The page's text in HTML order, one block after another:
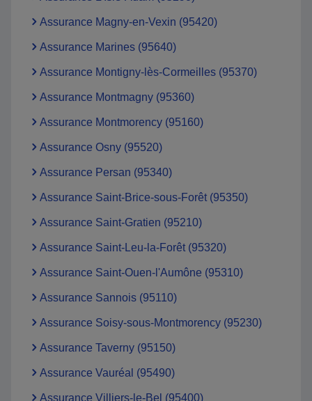
Assurance Magny-en-Vexin (95420)
Assurance Marines (95640)
Assurance Montigny-lès-Cormeilles (95370)
Assurance Montmagny (95360)
Assurance Montmorency (95160)
Assurance Osny (95520)
Assurance Persan (95340)
Assurance Saint-Brice-sous-Forêt (95350)
Assurance Saint-Gratien (95210)
Assurance Saint-Leu-la-Forêt (95320)
Assurance Saint-Ouen-l'Aumône (95310)
Assurance Sannois (95110)
Assurance Soisy-sous-Montmorency (95230)
Assurance Taverny (95150)
Assurance Vauréal (95490)
Assurance Villiers-le-Bel (95400)